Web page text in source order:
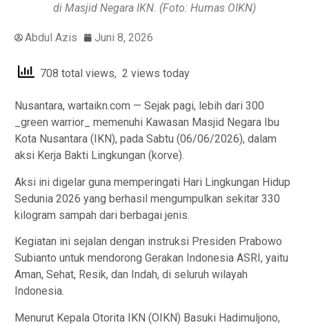
di Masjid Negara IKN. (Foto: Humas OIKN)
Abdul Azis Juni 8, 2026
708 total views, 2 views today
Nusantara, wartaikn.com — Sejak pagi, lebih dari 300
_green warrior_ memenuhi Kawasan Masjid Negara Ibu
Kota Nusantara (IKN), pada Sabtu (06/06/2026), dalam
aksi Kerja Bakti Lingkungan (korve).
Aksi ini digelar guna memperingati Hari Lingkungan Hidup
Sedunia 2026 yang berhasil mengumpulkan sekitar 330
kilogram sampah dari berbagai jenis.
Kegiatan ini sejalan dengan instruksi Presiden Prabowo
Subianto untuk mendorong Gerakan Indonesia ASRI, yaitu
Aman, Sehat, Resik, dan Indah, di seluruh wilayah
Indonesia.
Menurut Kepala Otorita IKN (OIKN) Basuki Hadimuljono,